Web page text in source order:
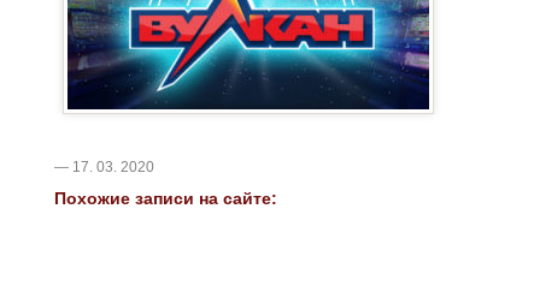
— 17. 03. 2020
Похожие записи на сайте: